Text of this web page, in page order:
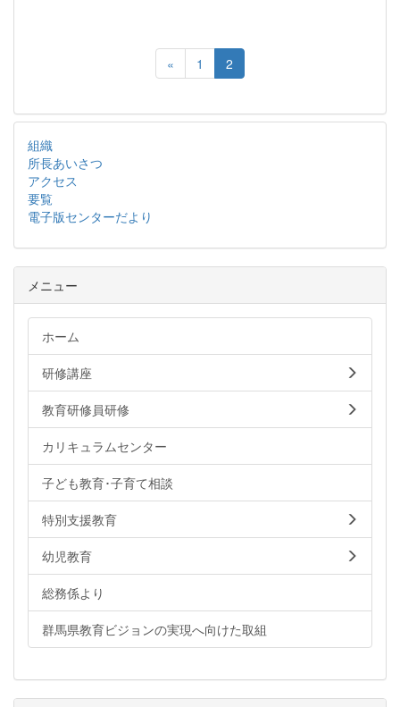
« 1 2
組織
所長あいさつ
アクセス
要覧
電子版センターだより
メニュー
ホーム
研修講座
教育研修員研修
カリキュラムセンター
子ども教育･子育て相談
特別支援教育
幼児教育
総務係より
群馬県教育ビジョンの実現へ向けた取組